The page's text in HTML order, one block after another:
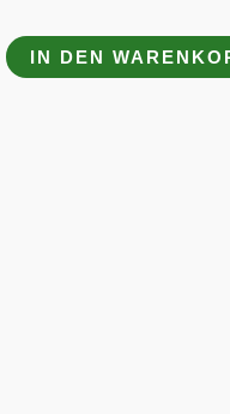
IN DEN